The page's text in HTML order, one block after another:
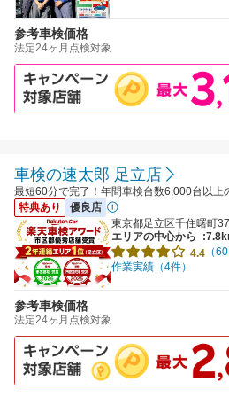
参考車検価格
法定24ヶ月点検対象
車検の速太郎 足立店
最短60分で完了！年間車検台数6,000台以上
特典あり
優良店
東京都足立区千住曙町
エリアの中心から
4.4 （
作業実績（4件）
参考車検価格
法定24ヶ月点検対象